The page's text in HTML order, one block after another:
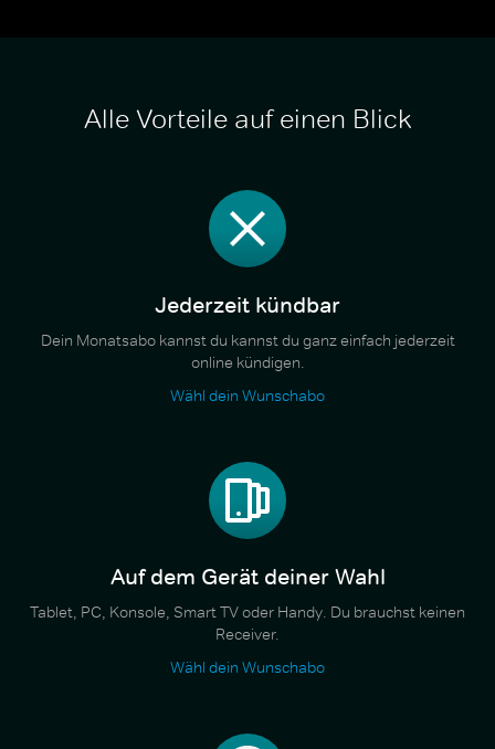
Alle Vorteile auf einen Blick
Jederzeit kündbar
Dein Monatsabo kannst du kannst du ganz einfach jederzeit
online kündigen.
Wähl dein Wunschabo
Auf dem Gerät deiner Wahl
Tablet, PC, Konsole, Smart TV oder Handy. Du brauchst keinen
Receiver.
Wähl dein Wunschabo